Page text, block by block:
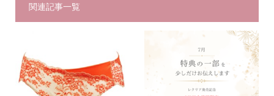
関連記事一覧